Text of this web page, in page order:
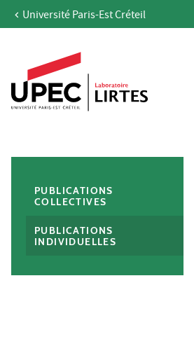
Aller au contenu
Accès directs
Recherche
Navigation secondaire
Université Paris-Est Créteil
PUBLICATIONS
COLLECTIVES
PUBLICATIONS
INDIVIDUELLES